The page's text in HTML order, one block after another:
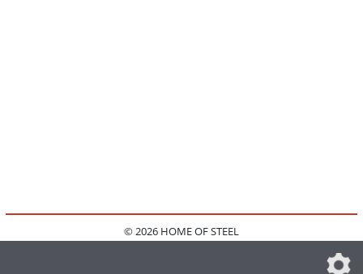
© 2026 HOME OF STEEL
IMPRESSUM